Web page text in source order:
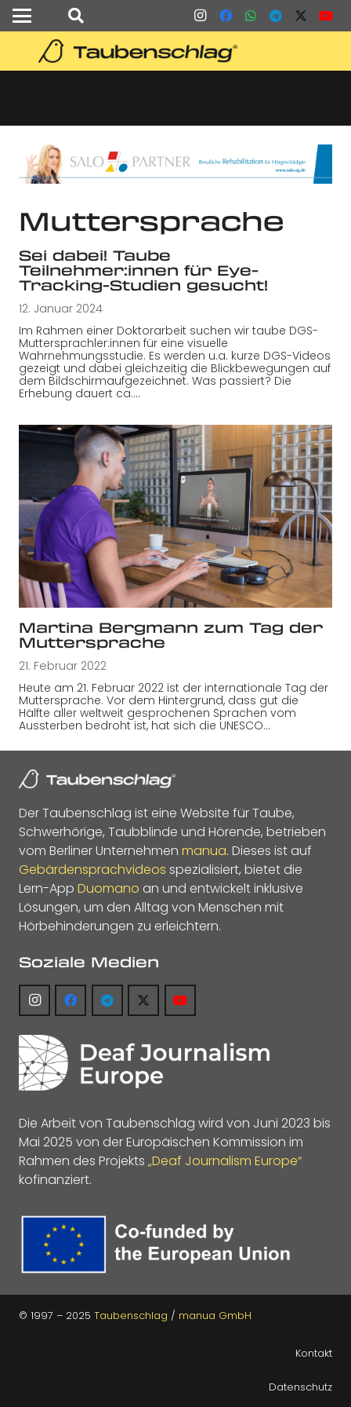
Muttersprache
Sei dabei! Taube
Teilnehmer:innen für Eye-
Tracking-Studien gesucht!
12. Januar 2024
Im Rahmen einer Doktorarbeit suchen wir taube DGS-
Muttersprachler:innen für eine visuelle
Wahrnehmungsstudie. Es werden u.a. kurze DGS-Videos
gezeigt und dabei gleichzeitig die Blickbewegungen auf
dem Bildschirmaufgezeichnet. Was passiert? Die
Erhebung dauert ca.…
Martina Bergmann zum Tag der
Muttersprache
21. Februar 2022
Heute am 21. Februar 2022 ist der internationale Tag der
Muttersprache. Vor dem Hintergrund, dass gut die
Hälfte aller weltweit gesprochenen Sprachen vom
Aussterben bedroht ist, hat sich die UNESCO…
Der Taubenschlag ist eine Website für Taube,
Schwerhörige, Taubblinde und Hörende, betrieben
vom Berliner Unternehmen manua. Dieses ist auf
Gebärdensprachvideos spezialisiert, bietet die
Lern-App Duomano an und entwickelt inklusive
Lösungen, um den Alltag von Menschen mit
Hörbehinderungen zu erleichtern.
Soziale Medien
Die Arbeit von Taubenschlag wird von Juni 2023 bis
Mai 2025 von der Europäischen Kommission im
Rahmen des Projekts „Deaf Journalism Europe“
kofinanziert.
© 1997 – 2025 Taubenschlag / manua GmbH
Kontakt
Datenschutz